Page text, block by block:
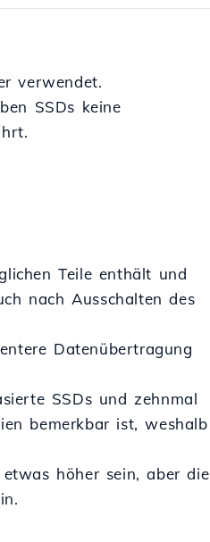
verwendet.
SSDs keine
Teile enthält und
nach Ausschalten des
Datenübertragung
SSDs und zehnmal
bemerkbar ist, weshalb
höher sein, aber die